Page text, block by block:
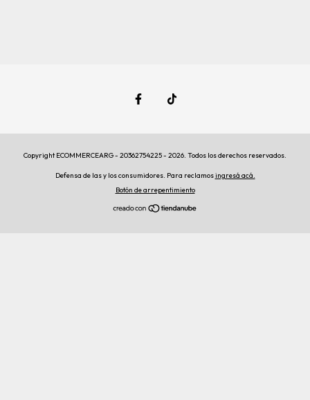
Copyright ECOMMERCEARG - 20362754225 - 2026. Todos los derechos reservados.
Defensa de las y los consumidores. Para reclamosingresá acá.
Botón de arrepentimiento